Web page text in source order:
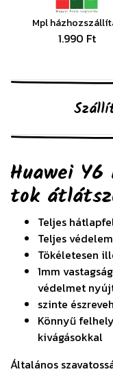
Mpl
1.990 Ft
Huawei
tok
Teljes
Teljes
Tökéletesen
1mm
védelmet
szinte
Könnyű
kivágásokkal
Általános